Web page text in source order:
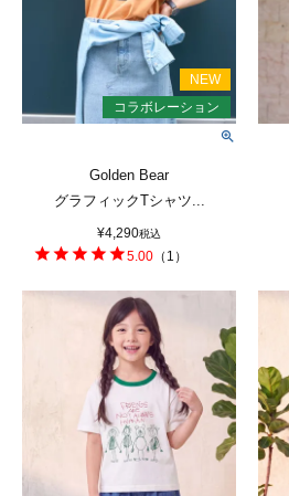
Golden Bear
グラフィックTシャツ...
¥4,290税込
5.00 （ 1 ）